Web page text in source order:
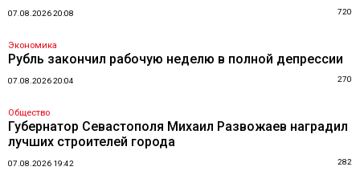
07.08.2026 20:08 720
Экономика
Рубль закончил рабочую неделю в полной депрессии
07.08.2026 20:04 270
Общество
Губернатор Севастополя Михаил Развожаев наградил
лучших строителей города
07.08.2026 19:42 282